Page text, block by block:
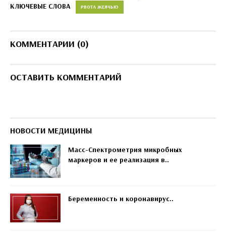
КЛЮЧЕВЫЕ СЛОВА РВОТА ЖЕЛЧЬЮ
КОММЕНТАРИИ (0)
ОСТАВИТЬ КОММЕНТАРИЙ
НОВОСТИ МЕДИЦИНЫ
Масс-Спектрометрия микробных
маркеров и ее реализация в..
Беременность и коронавирус..